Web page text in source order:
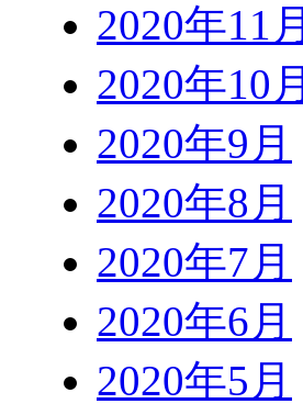
2020年11月
2020年10月
2020年9月
2020年8月
2020年7月
2020年6月
2020年5月